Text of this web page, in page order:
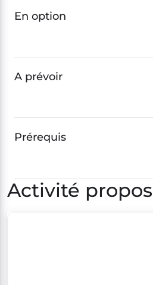
En option
A prévoir
Prérequis
Activité